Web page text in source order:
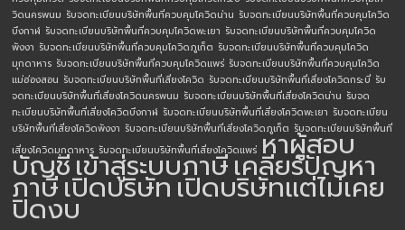
วิดนครพนม รับจดทะเบียนบริษัทพื้นที่ควบคุมโควิดน่าน รับจดทะเบียนบริษัทพื้นที่ควบคุมโควิด
บึงกาฬ รับจดทะเบียนบริษัทพื้นที่ควบคุมโควิดพะเยา รับจดทะเบียนบริษัทพื้นที่ควบคุมโควิด
พังงา รับจดทะเบียนบริษัทพื้นที่ควบคุมโควิดภูเก็ต รับจดทะเบียนบริษัทพื้นที่ควบคุมโควิด
มุกดาหาร รับจดทะเบียนบริษัทพื้นที่ควบคุมโควิดแพร่ รับจดทะเบียนบริษัทพื้นที่ควบคุมโควิด
แม่ฮ่องสอน รับจดทะเบียนบริษัทพื้นที่เสี่ยงโควิด รับจดทะเบียนบริษัทพื้นที่เสี่ยงโควิดกระบี่ รับ
จดทะเบียนบริษัทพื้นที่เสี่ยงโควิดนครพนม รับจดทะเบียนบริษัทพื้นที่เสี่ยงโควิดน่าน รับจด
ทะเบียนบริษัทพื้นที่เสี่ยงโควิดบึงกาฬ รับจดทะเบียนบริษัทพื้นที่เสี่ยงโควิดพะเยา รับจดทะเบียน
บริษัทพื้นที่เสี่ยงโควิดพังงา รับจดทะเบียนบริษัทพื้นที่เสี่ยงโควิดภูเก็ต รับจดทะเบียนบริษัทพื้นที่
เสี่ยงโควิดมุกดาหาร รับจดทะเบียนบริษัทพื้นที่เสี่ยงโควิดแพร่ หาผู้สอบ
บัญชีเข้าสู่ระบบภาษีเคลียร์ปัญหา
ภาษีเปิดบริษัทเปิดบริษัทแต่ไม่เคย
ปิดงบ